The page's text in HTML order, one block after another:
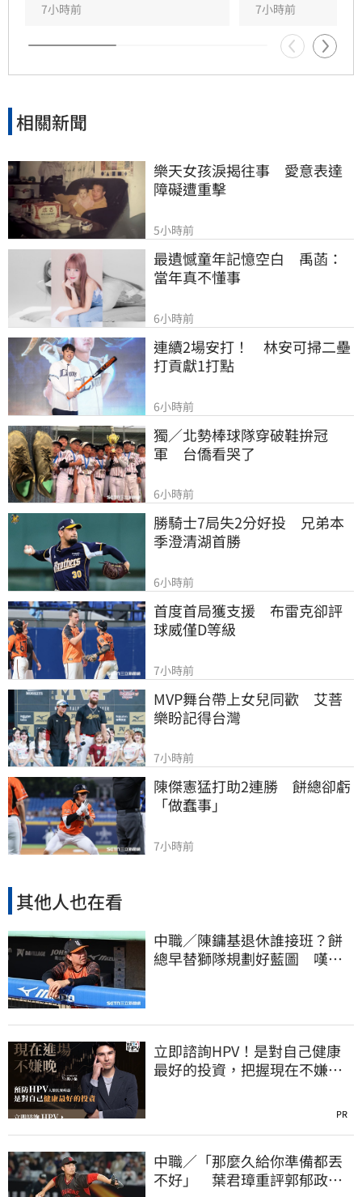
7小時前 7小時前
相關新聞
樂天女孩淚揭往事　愛意表達
障礙遭重擊
5小時前
最遺憾童年記憶空白　禹菡：
當年真不懂事
6小時前
連續2場安打！　林安可掃二壘
打貢獻1打點
6小時前
獨／北勢棒球隊穿破鞋拚冠
軍　台僑看哭了
6小時前
勝騎士7局失2分好投　兄弟本
季澄清湖首勝
6小時前
首度首局獲支援　布雷克卻評
球威僅D等級
7小時前
MVP舞台帶上女兒同歡　艾菩
樂盼記得台灣
7小時前
陳傑憲猛打助2連勝　餅總卻虧
「做蠢事」
7小時前
其他人也在看
中職／陳鏞基退休誰接班？餅
總早替獅隊規劃好藍圖 嘆新
立即諮詢HPV！是對自己健康
最好的投資，把握現在不嫌
PR
中職／「那麼久給你準備都丟
不好」 葉君璋重評郭郁政對